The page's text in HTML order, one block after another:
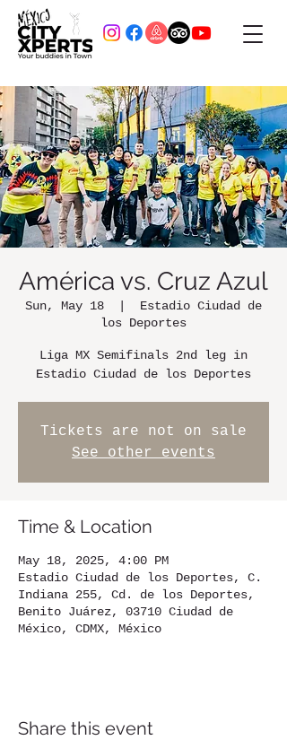
América vs. Cruz Azul
Sun, May 18
Estadio Ciudad de
los Deportes
Liga MX Semifinals 2nd leg in
Estadio Ciudad de los Deportes
Tickets are not on sale
See other events
Time & Location
May 18, 2025, 4:00 PM
Estadio Ciudad de los Deportes, C.
Indiana 255, Cd. de los Deportes,
Benito Juárez, 03710 Ciudad de
México, CDMX, México
Share this event